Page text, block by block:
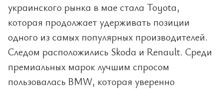
украинского рынка в мае стала Toyota,
которая продолжает удерживать позиции
одного из самых популярных производителей.
Следом расположились Skoda и Renault. Среди
премиальных марок лучшим спросом
пользовалась BMW, которая уверенно